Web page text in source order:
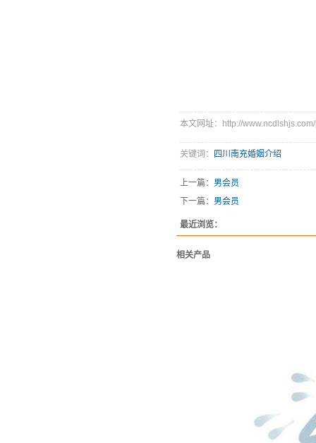
本文网址：http://
关键词： 四川南充婚姻介绍
上一篇： 男会员
下一篇： 男会员
最近浏览：
相关产品